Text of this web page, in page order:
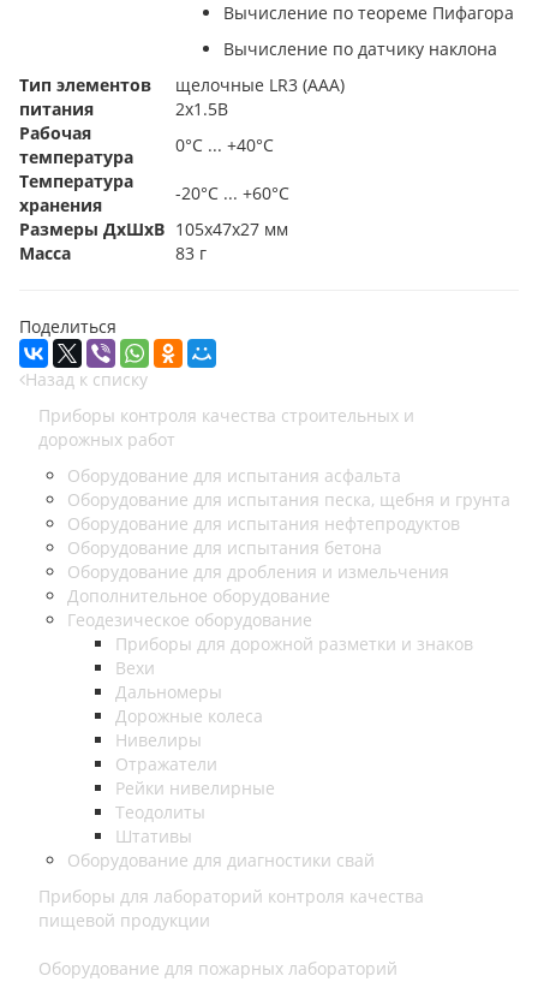
Вычисление по теореме Пифагора
Вычисление по датчику наклона
Тип элементов
питания
щелочные LR3 (AAA)
2x1.5В
Рабочая
температура
0°С ... +40°С
Температура
хранения
-20°С ... +60°С
Размеры ДхШхВ 105х47х27 мм
Масса
83 г
Поделиться
Назад к списку
Приборы контроля качества строительных и
дорожных работ
Оборудование для испытания асфальта
Оборудование для испытания песка, щебня и грунта
Оборудование для испытания нефтепродуктов
Оборудование для испытания бетона
Оборудование для дробления и измельчения
Дополнительное оборудование
Геодезическое оборудование
Приборы для дорожной разметки и знаков
Вехи
Дальномеры
Дорожные колеса
Нивелиры
Отражатели
Рейки нивелирные
Теодолиты
Штативы
Оборудование для диагностики свай
Приборы для лабораторий контроля качества
пищевой продукции
Оборудование для пожарных лабораторий